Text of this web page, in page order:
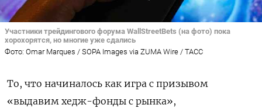
Участники трейдингового форума WallStreetBets (на фото) пока
хорохорятся, но многие уже сдались
Фото: Omar Marques / SOPA Images via ZUMA Wire / ТАСС
То, что начиналось как игра с призывом
«выдавим хедж-фонды с рынка»,